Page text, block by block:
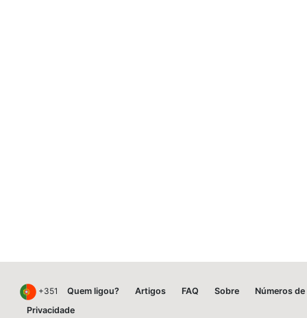
+351 Quem ligou? Artigos FAQ Sobre
Números
Privacidade